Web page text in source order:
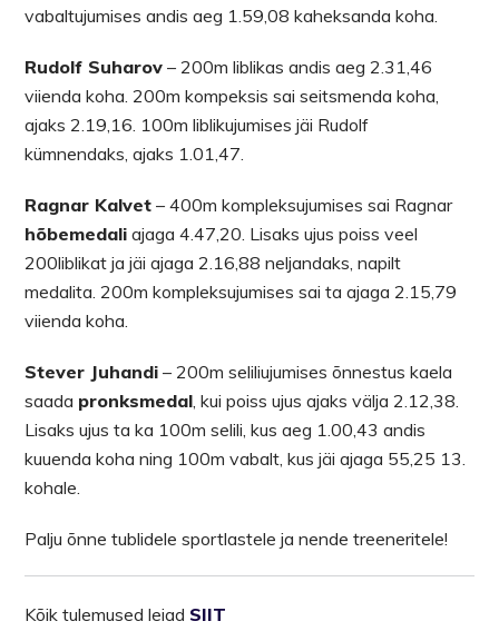
vabaltujumises andis aeg 1.59,08 kaheksanda koha.
Rudolf Suharov – 200m liblikas andis aeg 2.31,46
viienda koha. 200m kompeksis sai seitsmenda koha,
ajaks 2.19,16. 100m liblikujumises jäi Rudolf
kümnendaks, ajaks 1.01,47.
Ragnar Kalvet – 400m kompleksujumises sai Ragnar
hõbemedali ajaga 4.47,20. Lisaks ujus poiss veel
200liblikat ja jäi ajaga 2.16,88 neljandaks, napilt
medalita. 200m kompleksujumises sai ta ajaga 2.15,79
viienda koha.
Stever Juhandi – 200m seliliujumises õnnestus kaela
saada pronksmedal, kui poiss ujus ajaks välja 2.12,38.
Lisaks ujus ta ka 100m selili, kus aeg 1.00,43 andis
kuuenda koha ning 100m vabalt, kus jäi ajaga 55,25 13.
kohale.
Palju õnne tublidele sportlastele ja nende treeneritele!
Kõik tulemused leiad SIIT